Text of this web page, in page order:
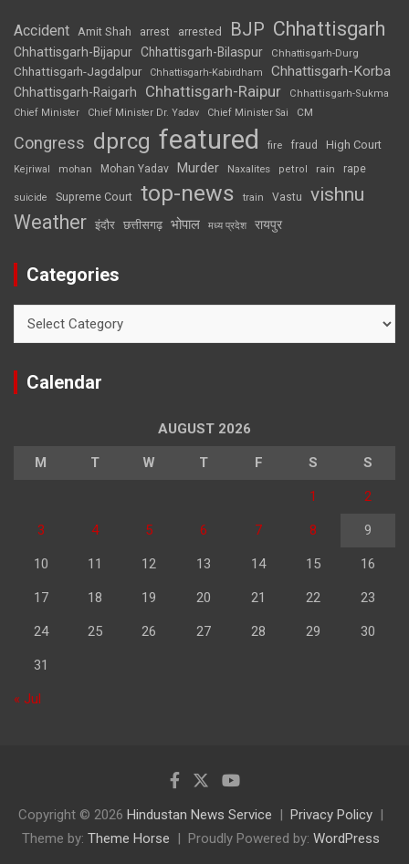
Accident Amit Shah arrest arrested BJP Chhattisgarh
Chhattisgarh-Bijapur Chhattisgarh-Bilaspur Chhattisgarh-Durg
Chhattisgarh-Jagdalpur Chhattisgarh-Kabirdham Chhattisgarh-Korba
Chhattisgarh-Raigarh Chhattisgarh-Raipur
Chhattisgarh-Sukma
Chief Minister
Chief Minister Dr. Yadav Chief Minister Sai CM
Congress dprcg featured fire fraud High Court
Kejriwal mohan Mohan Yadav Murder Naxalites petrol rain rape
suicide Supreme Court top-news train Vastu vishnu
Weather इंदौर छत्तीसगढ़ भोपाल मध्य प्रदेश रायपुर
Categories
Calendar
AUGUST 2026
M T W T F S S
1 2
3 4 5 6 7 8 9
10 11 12 13 14 15 16
17 18 19 20 21 22 23
24 25 26 27 28 29 30
31
« Jul
Copyright © 2026 Hindustan News Service
Privacy Policy
Theme by: Theme Horse Proudly Powered by: WordPress